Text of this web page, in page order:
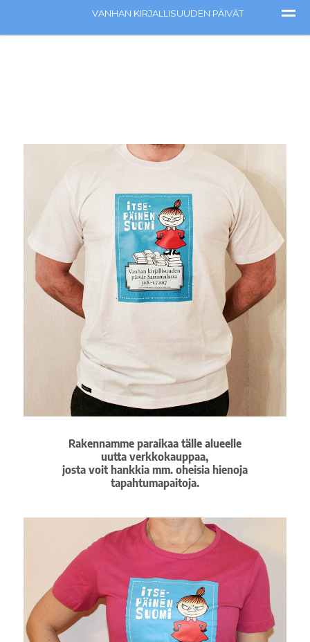
Rakennamme paraikaa tälle alueelle
uutta verkkokauppaa,
josta voit hankkia mm. oheisia hienoja
tapahtumapaitoja.